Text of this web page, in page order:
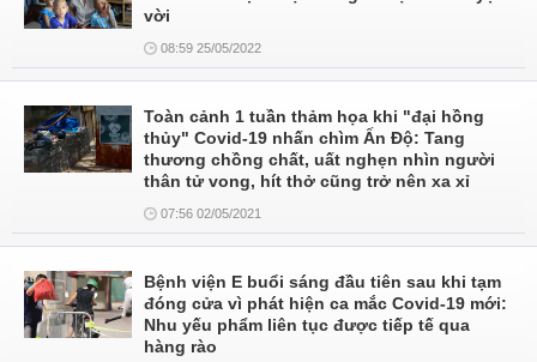
vời
08:59 25/05/2022
Toàn cảnh 1 tuần thảm họa khi "đại hồng
thủy" Covid-19 nhấn chìm Ấn Độ: Tang
thương chồng chất, uất nghẹn nhìn người
thân tử vong, hít thở cũng trở nên xa xỉ
07:56 02/05/2021
Bệnh viện E buổi sáng đầu tiên sau khi tạm
đóng cửa vì phát hiện ca mắc Covid-19 mới:
Nhu yếu phẩm liên tục được tiếp tế qua
hàng rào